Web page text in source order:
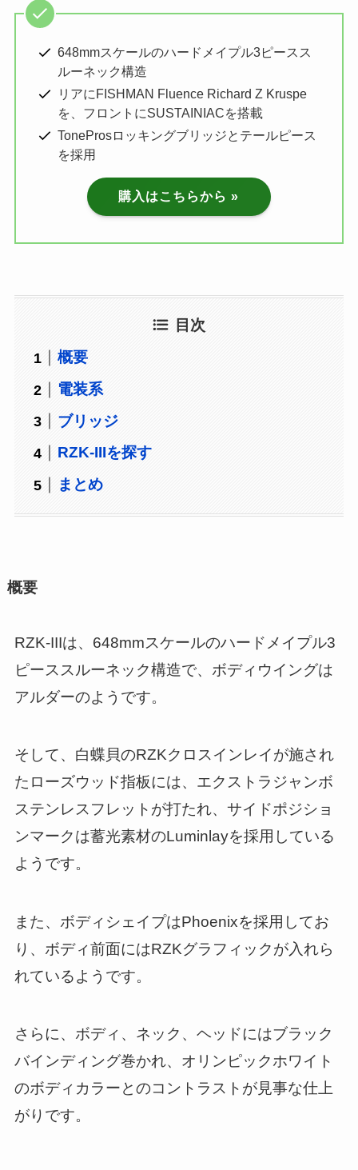
648mmスケールのハードメイプル3ピースス
ルーネック構造
リアにFISHMAN Fluence Richard Z Kruspe
を、フロントにSUSTAINIACを搭載
ToneProsロッキングブリッジとテールピース
を採用
購入はこちらから »
目次
概要
電装系
ブリッジ
RZK-IIIを探す
まとめ
概要
RZK-IIIは、648mmスケールのハードメイプル3
ピーススルーネック構造で、ボディウイングは
アルダーのようです。
そして、白蝶貝のRZKクロスインレイが施され
たローズウッド指板には、エクストラジャンボ
ステンレスフレットが打たれ、サイドポジショ
ンマークは蓄光素材のLuminlayを採用している
ようです。
また、ボディシェイプはPhoenixを採用してお
り、ボディ前面にはRZKグラフィックが入れら
れているようです。
さらに、ボディ、ネック、ヘッドにはブラック
バインディング巻かれ、オリンピックホワイト
のボディカラーとのコントラストが見事な仕上
がりです。